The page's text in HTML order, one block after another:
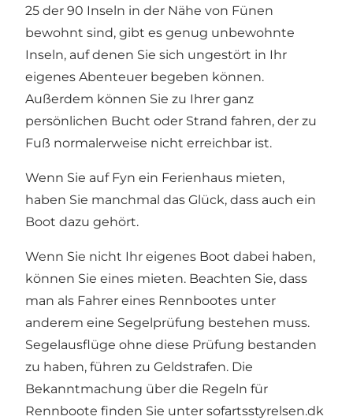
25 der 90 Inseln in der Nähe von Fünen
bewohnt sind, gibt es genug unbewohnte
Inseln, auf denen Sie sich ungestört in Ihr
eigenes Abenteuer begeben können.
Außerdem können Sie zu Ihrer ganz
persönlichen Bucht oder Strand fahren, der zu
Fuß normalerweise nicht erreichbar ist.
Wenn Sie auf Fyn ein Ferienhaus mieten,
haben Sie manchmal das Glück, dass auch ein
Boot dazu gehört.
Wenn Sie nicht Ihr eigenes Boot dabei haben,
können Sie eines mieten. Beachten Sie, dass
man als Fahrer eines Rennbootes unter
anderem eine Segelprüfung bestehen muss.
Segelausflüge ohne diese Prüfung bestanden
zu haben, führen zu Geldstrafen. Die
Bekanntmachung über die Regeln für
Rennboote finden Sie unter sofartsstyrelsen.dk